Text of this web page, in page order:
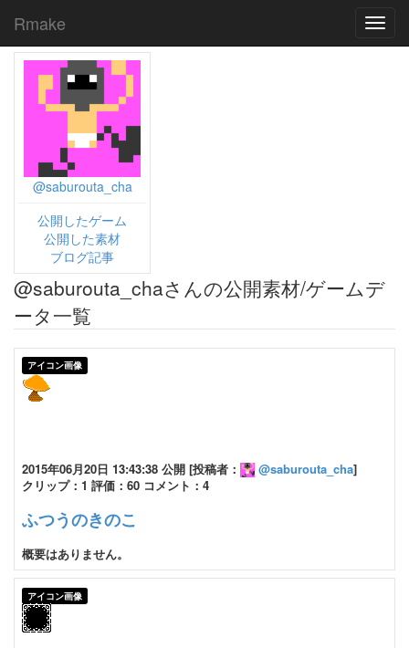
Rmake
@saburouta_cha
公開したゲーム
公開した素材
ブログ記事
@saburouta_chaさんの公開素材/ゲームデ
ータ一覧
アイコン画像
2015年06月20日 13:43:38 公開 [投稿者： @saburouta_cha]
クリップ：1 評価：60 コメント：4
ふつうのきのこ
概要はありません。
アイコン画像